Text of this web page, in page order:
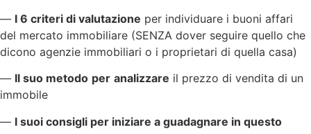
— I 6 criteri di valutazione per individuare i buoni affari
del mercato immobiliare (SENZA dover seguire quello che
dicono agenzie immobiliari o i proprietari di quella casa)
— Il suo metodo per analizzare il prezzo di vendita di un
immobile
— I suoi consigli per iniziare a guadagnare in questo